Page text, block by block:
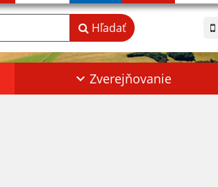
Hľadať
Zverejňovanie